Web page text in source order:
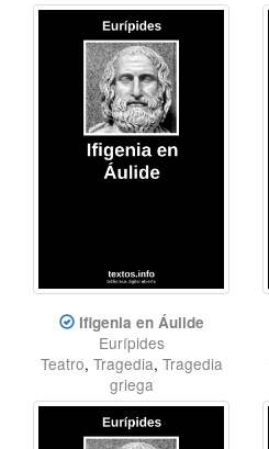
Ifigenia en Áulide
Eurípides
Teatro, Tragedia, Tragedia
griega